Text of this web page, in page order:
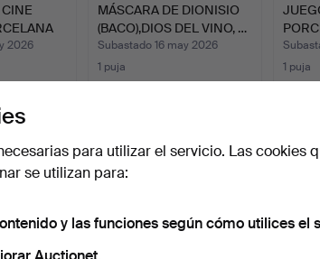
2026
MÁSCARA DE DIONISIO
(BACO),DIOS DEL VINO, …
Subastado 16 may 2026
1 puja
35 USD
1 puja
47
para utilizar el servicio. Las cookies
se utilizan para:
y las funciones según cómo utilices el